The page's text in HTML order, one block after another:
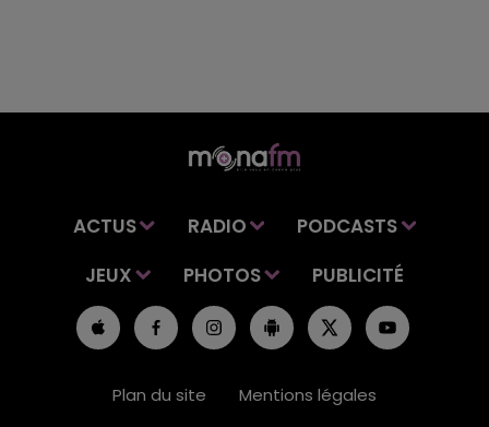
ACTUS RADIO
PODCASTS
JEUX
PHOTOS PUBLICITÉ
Plan du site Mentions légales